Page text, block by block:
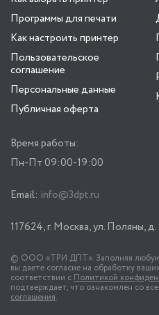
Программы для печати
Как настроить принтер
Пользовательское
соглашение
Персональные данные
Публичная оферта
Время работы:
Пн-Пт 09:00-19:00
Email: info@3dpt.ru
117624, г. Москва, ул. Поляны, д.
© ООО «ТРИ ДПТ». Заполняя любую
вы даете согласие на обработку
соответствии с Политикой
подтверждает, что ознакомлен со
соглашения.